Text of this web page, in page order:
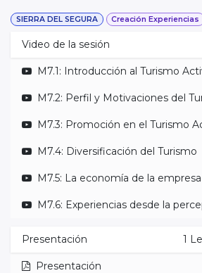
SIERRA DEL SEGURA Creación Experiencias
Video de la sesión
M7.1: Introducción al Turismo
M7.2: Perfil y Motivaciones del
M7.3: Promoción en el Turismo
M7.4: Diversificación del Turismo
M7.5: La economía de la empresa
M7.6: Experiencias desde la
Presentación 1
Presentación